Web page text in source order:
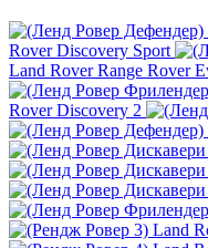
Rover Discovery Sport
Land Rover Range Rover
Rover Discovery 2
Land